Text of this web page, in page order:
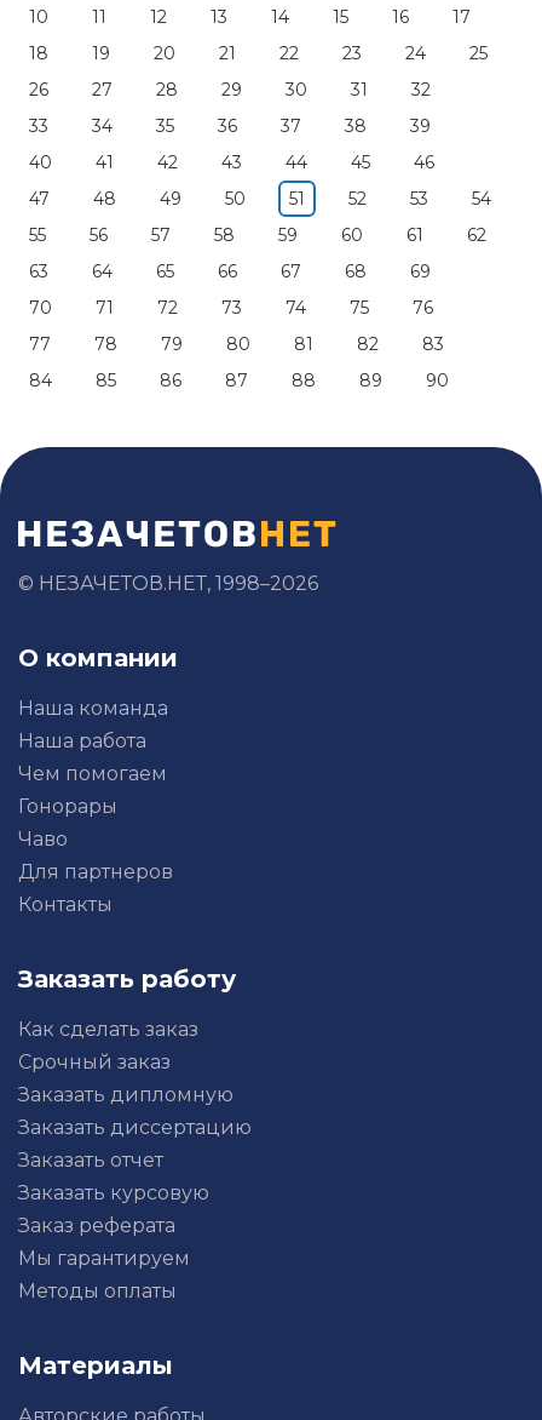
10
11 12 13 14 15 16
17
18
19 20 21 22 23 24
25
26
27 28 29 30 31
32
33
34 35 36 37 38
39
40
41 42 43 44 45
46
47
48 49 50 51 52 53
54
55
56 57 58 59 60 61
62
63
64 65 66 67 68
69
70
71 72 73 74 75
76
77
78 79 80 81 82
83
84
85 86 87 88 89 90
© НЕЗАЧЕТОВ.НЕТ, 1998–2026
О компании
Наша команда
Наша работа
Чем помогаем
Гонорары
Чаво
Для партнеров
Контакты
Заказать работу
Как сделать заказ
Срочный заказ
Заказать дипломную
Заказать диссертацию
Заказать отчет
Заказать курсовую
Заказ реферата
Мы гарантируем
Методы оплаты
Материалы